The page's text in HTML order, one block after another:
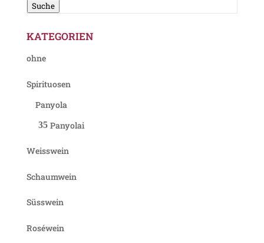
Suche
KATEGORIEN
ohne
Spirituosen
Panyola
Panyolai
Weisswein
Schaumwein
Süsswein
Roséwein